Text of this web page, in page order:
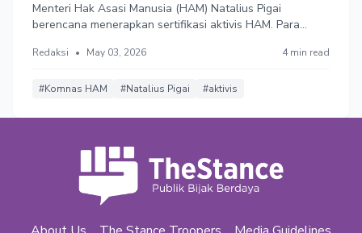
Menteri Hak Asasi Manusia (HAM) Natalius Pigai
berencana menerapkan sertifikasi aktivis HAM. Para
akan mendapat sertifikasi sebagai aktivis.
Redaksi • May 03, 2026 4 min read
#Komnas HAM #Natalius Pigai #aktivis